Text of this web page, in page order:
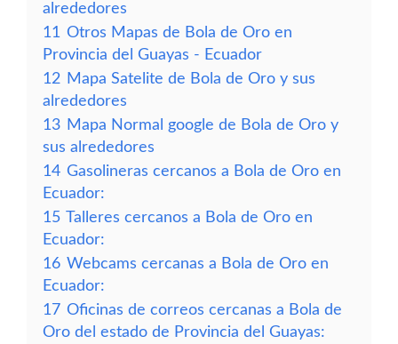
alrededores
11 Otros Mapas de Bola de Oro en
Provincia del Guayas - Ecuador
12 Mapa Satelite de Bola de Oro y sus
alrededores
13 Mapa Normal google de Bola de Oro y
sus alrededores
14 Gasolineras cercanos a Bola de Oro en
Ecuador:
15 Talleres cercanos a Bola de Oro en
Ecuador:
16 Webcams cercanas a Bola de Oro en
Ecuador:
17 Oficinas de correos cercanas a Bola de
Oro del estado de Provincia del Guayas: